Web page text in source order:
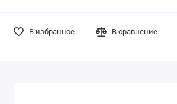
В избранное В сравнение